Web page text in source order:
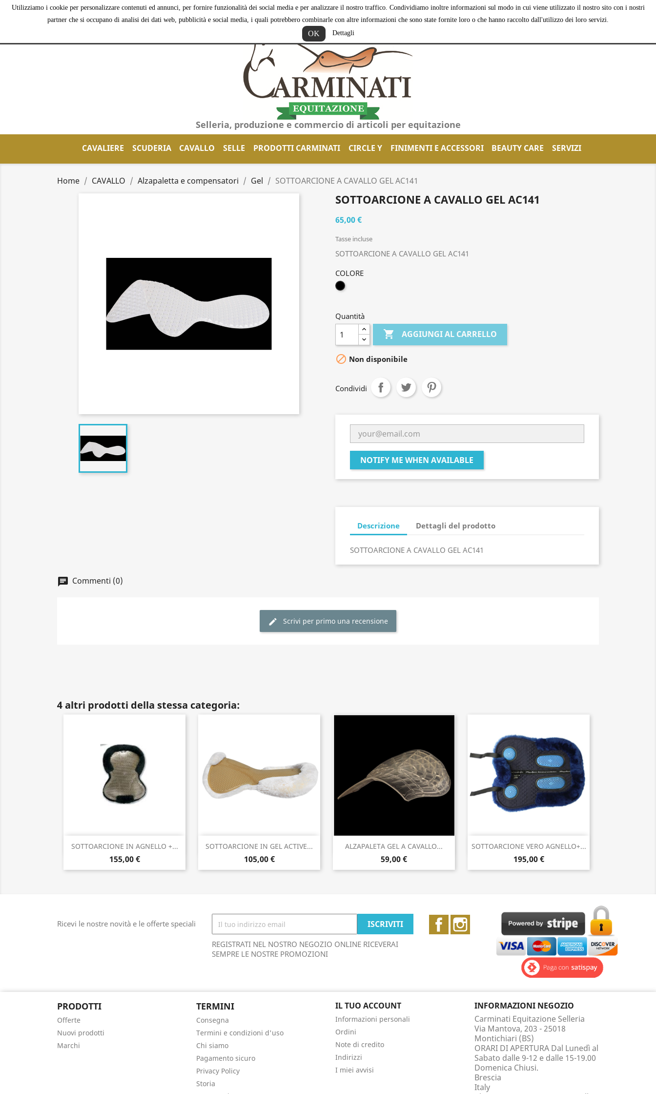
Utilizziamo i cookie per personalizzare contenuti ed annunci, per fornire funzionalità dei social media e per analizzare il nostro traffico. Condividiamo inoltre informazioni sul modo in cui viene utilizzato il nostro sito con i nostri
partner che si occupano di analisi dei dati web, pubblicità e social media, i quali potrebbero combinarle con altre informazioni che sono state fornite loro o che hanno raccolto dall'utilizzo dei loro servizi.
OK Dettagli
 Accedi shopping_cart Carrello(0)
Selleria, produzione e commercio di articoli per equitazione
CAVALIERE SCUDERIA CAVALLO SELLE PRODOTTI CARMINATI CIRCLE Y FINIMENTI E ACCESSORI BEAUTY CARE SERVIZI
Home CAVALLO Alzapaletta e compensatori Gel SOTTOARCIONE A CAVALLO GEL AC141
SOTTOARCIONE A CAVALLO GEL AC141
65,00 €
Tasse incluse
SOTTOARCIONE A CAVALLO GEL AC141
COLORE
NERO
Quantità
 AGGIUNGI AL CARRELLO
 Non disponibile
Condividi
NOTIFY ME WHEN AVAILABLE
Descrizione Dettagli del prodotto
SOTTOARCIONE A CAVALLO GEL AC141
Commenti (0)
Scrivi per primo una recensione
4 altri prodotti della stessa categoria:
SOTTOARCIONE IN AGNELLO +...
155,00 €
Anteprima SOTTOARCIONE IN GEL ACTIVE...
105,00 €
Anteprima ALZAPALETA GEL A CAVALLO...
59,00 €
Anteprima SOTTOARCIONE VERO AGNELLO+...
195,00 €
Anteprima
Ricevi le nostre novità e le offerte speciali
REGISTRATI NEL NOSTRO NEGOZIO ONLINE RICEVERAI
SEMPRE LE NOSTRE PROMOZIONI
Facebook
PRODOTTI
Offerte
Nuovi prodotti
Marchi
TERMINI
Consegna
Termini e condizioni d'uso
Chi siamo
Pagamento sicuro
Privacy Policy
Storia
IL TUO ACCOUNT
Informazioni personali
Ordini
Note di credito
Indirizzi
I miei avvisi
INFORMAZIONI NEGOZIO
Carminati Equitazione Selleria
Via Mantova, 203 - 25018
Montichiari (BS)
ORARI DI APERTURA Dal Lunedì al
Sabato dalle 9-12 e dalle 15-19.00
Domenica Chiusi.
Brescia
Italy